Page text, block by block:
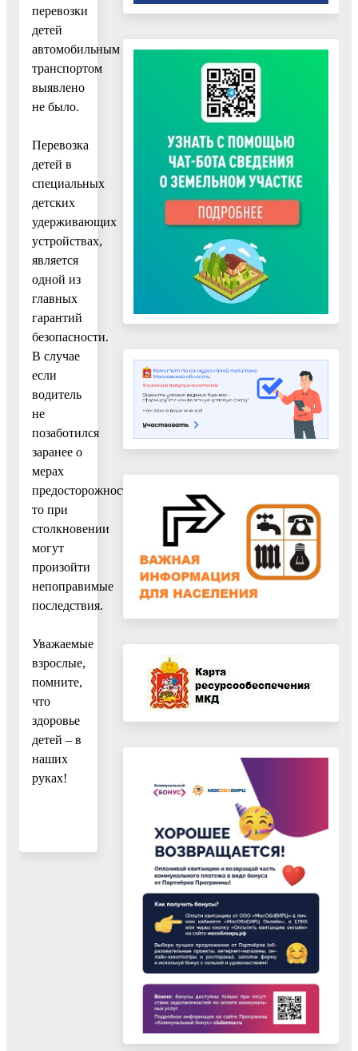
перевозки
детей
автомобильным
транспортом
выявлено
не было.
Перевозка
детей в
специальных
детских
удерживающих
устройствах,
является
одной из
главных
гарантий
безопасности.
В случае
если
водитель
не
позаботился
заранее о
мерах
предосторожности,
то при
столкновении
могут
произойти
непоправимые
последствия.
Уважаемые
взрослые,
помните,
что
здоровье
детей – в
наших
руках!